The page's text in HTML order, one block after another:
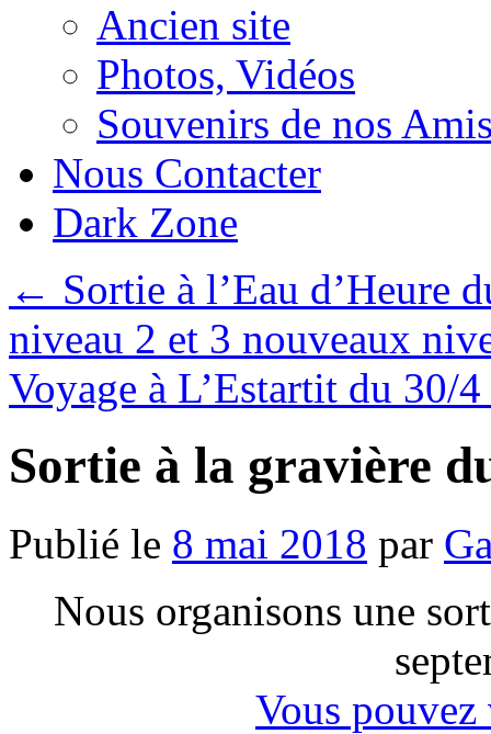
Ancien site
Photos, Vidéos
Souvenirs de nos
Nous Contacter
Dark Zone
← Sortie à l’Eau d’Heure
niveau 2 et 3 nouveaux
Voyage à L’Estartit du 30/
Sortie à la gravière
Publié le 8 mai 2018 par
Nous organisons une
Vous